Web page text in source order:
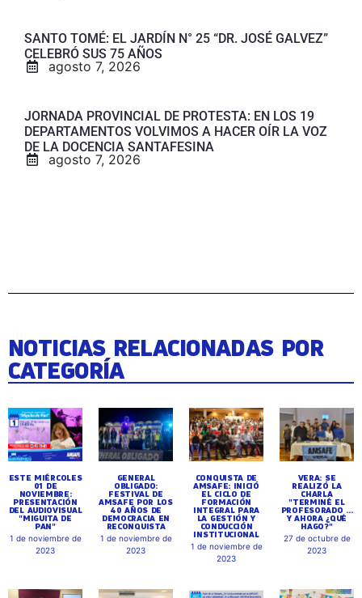
SANTO TOMÉ: EL JARDÍN N° 25 “DR. JOSÉ GALVEZ”
CELEBRÓ SUS 75 AÑOS
agosto 7, 2026
JORNADA PROVINCIAL DE PROTESTA: EN LOS 19
DEPARTAMENTOS VOLVIMOS A HACER OÍR LA VOZ
DE LA DOCENCIA SANTAFESINA
agosto 7, 2026
NOTICIAS RELACIONADAS POR
CATEGORÍA
ESTE MIÉRCOLES
01 DE
NOVIEMBRE:
PRESENTACIÓN
DEL AUDIOVISUAL
"MIGUITA DE
PAN"
1 de noviembre de
2023
GENERAL
OBLIGADO:
FESTIVAL DE
AMSAFE POR LOS
40 AÑOS DE
DEMOCRACIA EN
RECONQUISTA
1 de noviembre de
2023
CONQUISTA DE
AMSAFE: INICIÓ
EL CICLO DE
FORMACIÓN
INTEGRAL PARA
LA GESTIÓN Y
CONDUCCIÓN
INSTITUCIONAL
1 de noviembre de
2023
VERA: SE
REALIZÓ LA
CHARLA
"TERMINÉ EL
PROFESORADO ...
Y AHORA ¿QUÉ
HAGO?"
27 de octubre de
2023